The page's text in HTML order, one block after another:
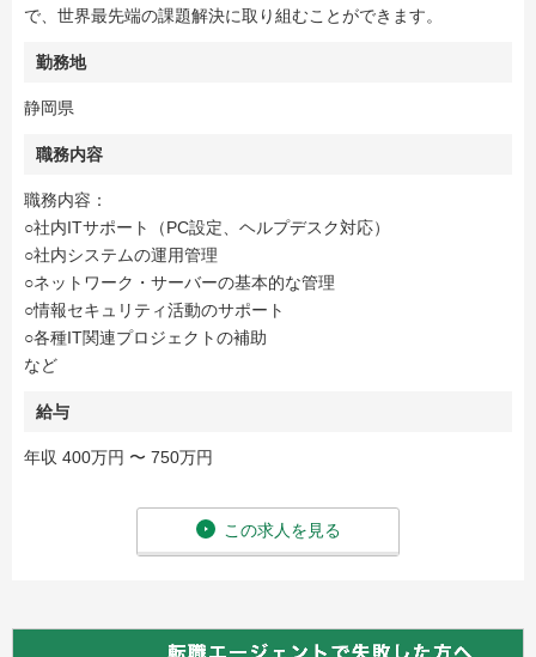
で、世界最先端の課題解決に取り組むことができます。
勤務地
静岡県
職務内容
職務内容：
○社内ITサポート（PC設定、ヘルプデスク対応）
○社内システムの運用管理
○ネットワーク・サーバーの基本的な管理
○情報セキュリティ活動のサポート
○各種IT関連プロジェクトの補助
など
給与
年収 400万円 〜 750万円
この求人を見る